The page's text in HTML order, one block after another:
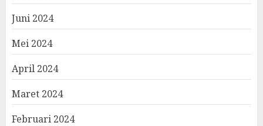
Juni 2024
Mei 2024
April 2024
Maret 2024
Februari 2024